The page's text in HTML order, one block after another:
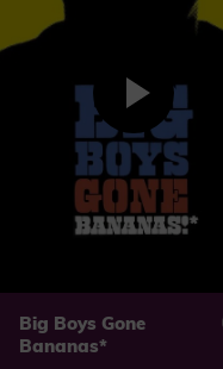
Big Boys Gone
Bananas*